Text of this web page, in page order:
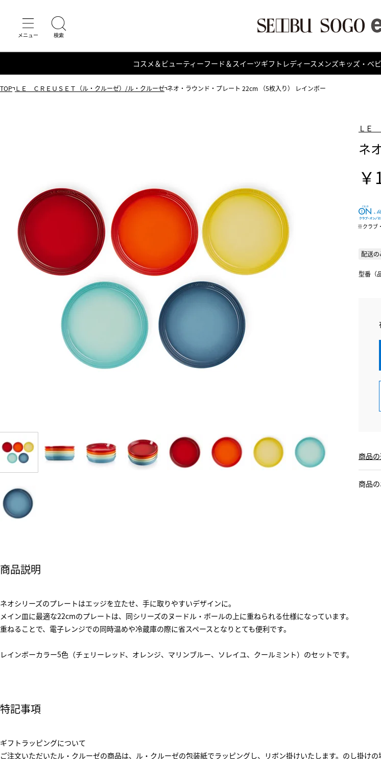
コスメ＆ビューティーフード＆スイーツギフト レディース メンズキッズ・ベ
TOP ＬＥ ＣＲＥＵＳＥＴ（ル・クルーゼ）/ル・クルーゼ ネオ・ラウンド・プレート 22cm （5枚入り） レインボー
ＬＥ
ネ
クラブ
配送の
型番（
商品
商品
商品説明
ネオシリーズのプレートはエッジを立たせ、手に取りやすいデザインに。
メイン皿に最適な22cmのプレートは、同シリーズのヌードル・ボールの上に重ねられる仕様になっています。
重ねることで、電子レンジでの同時温めや冷蔵庫の際に省スペースとなりとても便利です。
レインボーカラー5色（チェリーレッド、オレンジ、マリンブルー、ソレイユ、クールミント）のセットです。
特記事項
ギフトラッピングについて
ご注文いただいたル・クルーゼの商品は、ル・クルーゼの包装紙でラッピングし、リボン掛けいたします。のし掛